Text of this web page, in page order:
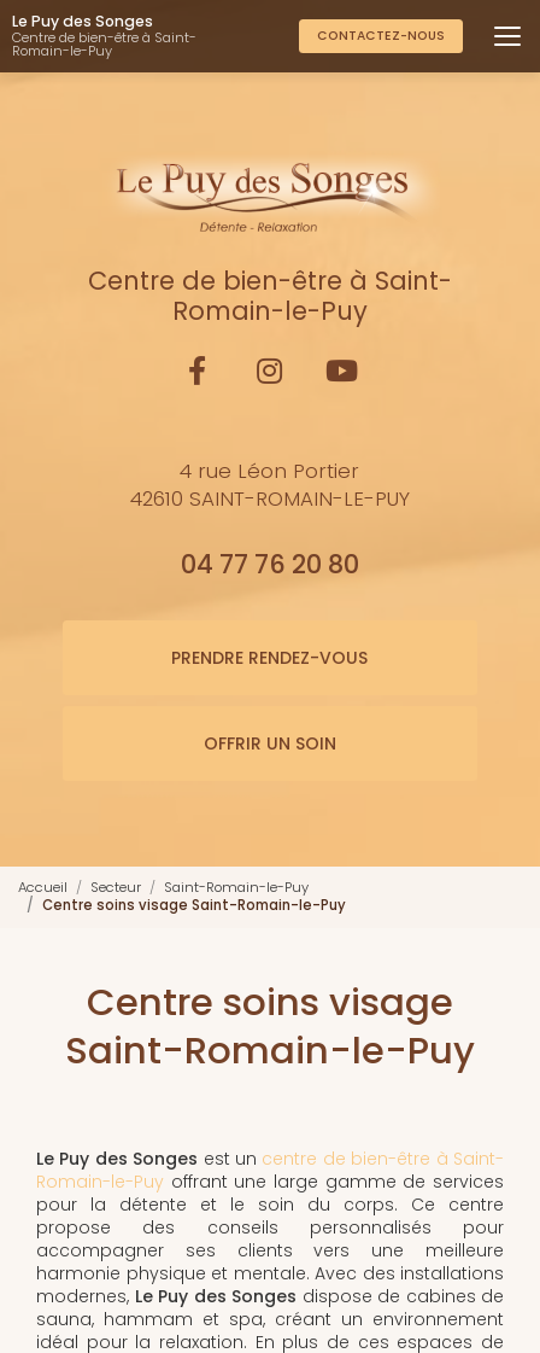
Aller
au
contenu
principal
Le Puy des Songes
Centre de bien-être à Saint-
Romain-le-Puy
CONTACTEZ-NOUS
Centre de bien-être à Saint-
Romain-le-Puy
4 rue Léon Portier
42610 SAINT-ROMAIN-LE-PUY
04 77 76 20 80
PRENDRE RENDEZ-VOUS
OFFRIR UN SOIN
Accueil Secteur
Saint-Romain-le-Puy
Centre soins visage Saint-Romain-le-Puy
Centre soins visage
Saint-Romain-le-Puy
Le Puy des Songes est un centre de bien-être à Saint-
Romain-le-Puy offrant une large gamme de services
pour la détente et le soin du corps. Ce centre
propose des conseils personnalisés pour
accompagner ses clients vers une meilleure
harmonie physique et mentale. Avec des installations
modernes, Le Puy des Songes dispose de cabines de
sauna, hammam et spa, créant un environnement
idéal pour la relaxation. En plus de ces espaces de